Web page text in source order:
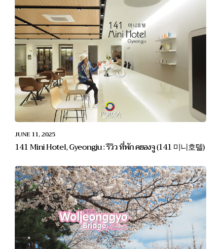
JUNE 11, 2025
141 Mini Hotel, Gyeongju : รีวิว ที่พัก คยองจู (141 미니호텔)